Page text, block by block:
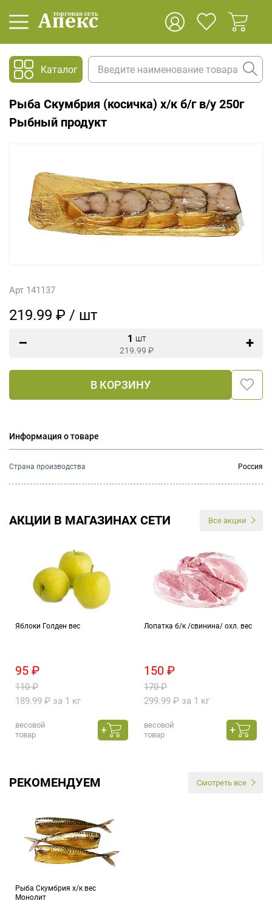
Каталог
Рыба Скумбрия (косичка) х/к б/г в/у 250г
Рыбный продукт
Арт 141137
219.99 ₽ / шт
1 шт
219.99 ₽
В КОРЗИНУ
Информация о товаре
Страна производства Россия
АКЦИИ В МАГАЗИНАХ СЕТИ Все акции
Яблоки Голден вес
95 ₽
110 ₽
189.99 ₽ за 1 кг
весовой
товар
Лопатка б/к /свинина/ охл. вес
150 ₽
170 ₽
299.99 ₽ за 1 кг
весовой
товар
РЕКОМЕНДУЕМ Смотреть все
Рыба Скумбрия х/к вес
Монолит